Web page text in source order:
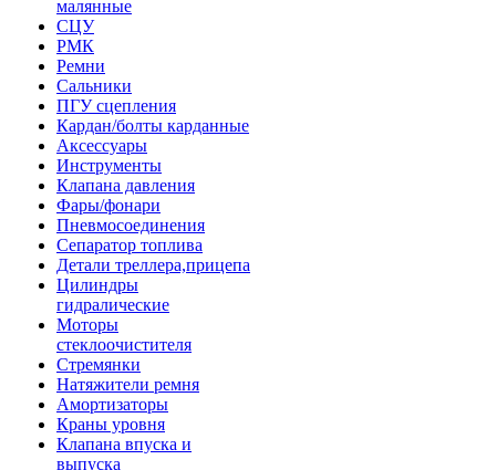
малянные
СЦУ
РМК
Ремни
Сальники
ПГУ сцепления
Кардан/болты карданные
Аксессуары
Инструменты
Клапана давления
Фары/фонари
Пневмосоединения
Сепаратор топлива
Детали треллера,прицепа
Цилиндры
гидралические
Моторы
стеклоочистителя
Стремянки
Натяжители ремня
Амортизаторы
Краны уровня
Клапана впуска и
выпуска